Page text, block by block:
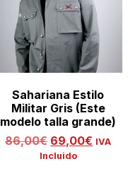
Sahariana Estilo
Militar Gris (Este
modelo talla grande)
86,00€ 69,00€ IVA
Incluido